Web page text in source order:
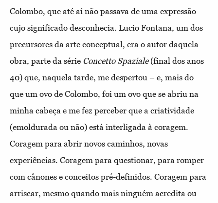
Colombo, que até aí não passava de uma expressão
cujo significado desconhecia. Lucio Fontana, um dos
precursores da arte conceptual, era o autor daquela
obra, parte da série Concetto Spaziale(final dos anos
40) que, naquela tarde, me despertou – e, mais do
que um ovo de Colombo, foi um ovo que se abriu na
minha cabeça e me fez perceber que a criatividade
(emoldurada ou não) está interligada à coragem.
Coragem para abrir novos caminhos, novas
experiências. Coragem para questionar, para romper
com cânones e conceitos pré-definidos. Coragem para
arriscar, mesmo quando mais ninguém acredita ou